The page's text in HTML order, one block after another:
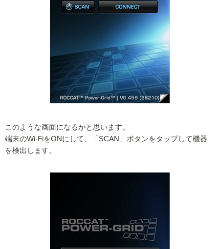
このような画面になるかと思います。
端末のWi-FiをONにして、「SCAN」ボタンをタップして機器
を検出します。